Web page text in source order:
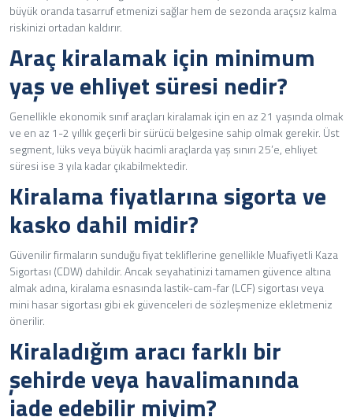
büyük oranda tasarruf etmenizi sağlar hem de sezonda araçsız kalma
riskinizi ortadan kaldırır.
Araç kiralamak için minimum
yaş ve ehliyet süresi nedir?
Genellikle ekonomik sınıf araçları kiralamak için en az 21 yaşında olmak
ve en az 1-2 yıllık geçerli bir sürücü belgesine sahip olmak gerekir. Üst
segment, lüks veya büyük hacimli araçlarda yaş sınırı 25’e, ehliyet
süresi ise 3 yıla kadar çıkabilmektedir.
Kiralama fiyatlarına sigorta ve
kasko dahil midir?
Güvenilir firmaların sunduğu fiyat tekliflerine genellikle Muafiyetli Kaza
Sigortası (CDW) dahildir. Ancak seyahatinizi tamamen güvence altına
almak adına, kiralama esnasında lastik-cam-far (LCF) sigortası veya
mini hasar sigortası gibi ek güvenceleri de sözleşmenize ekletmeniz
önerilir.
Kiraladığım aracı farklı bir
şehirde veya havalimanında
iade edebilir miyim?